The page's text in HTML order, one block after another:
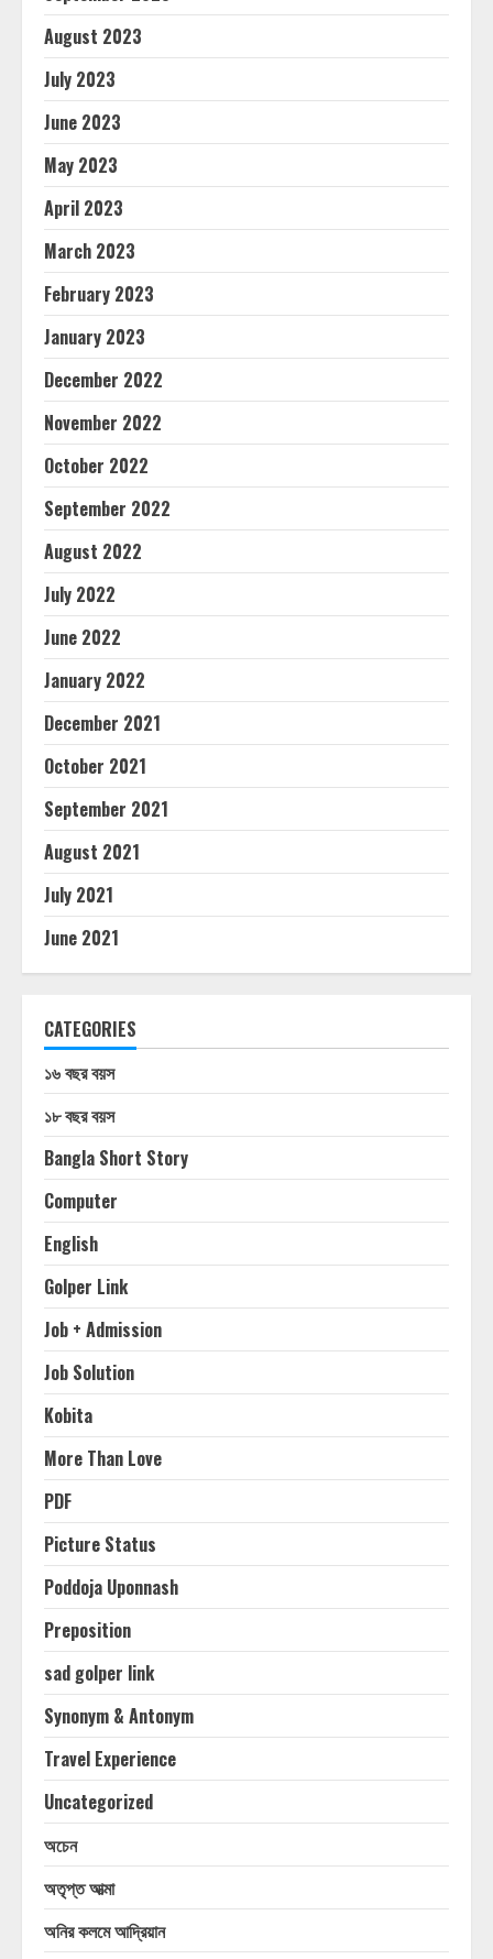
August 2023
July 2023
June 2023
May 2023
April 2023
March 2023
February 2023
January 2023
December 2022
November 2022
October 2022
September 2022
August 2022
July 2022
June 2022
January 2022
December 2021
October 2021
September 2021
August 2021
July 2021
June 2021
CATEGORIES
১৬ বছর বয়স
১৮ বছর বয়স
Bangla Short Story
Computer
English
Golper Link
Job + Admission
Job Solution
Kobita
More Than Love
PDF
Picture Status
Poddoja Uponnash
Preposition
sad golper link
Synonym & Antonym
Travel Experience
Uncategorized
অচেন
অতৃপ্ত আত্মা
অনির কলমে আদ্রিয়ান